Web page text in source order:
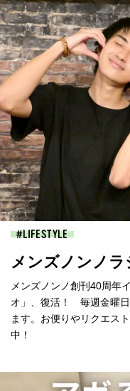
LIFESTYLE
メンズノンノラ
メンズノンノ創刊40周年
オ」、復活！ 毎週金曜
ます。お便りやリクエス
中！